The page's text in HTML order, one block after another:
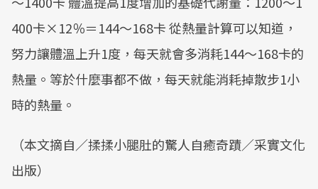
400卡×12％＝144～168卡 從熱量計算可以知道，
努力讓體溫上升1度，每天就會多消耗144～168卡的
熱量。等於什麼事都不做，每天就能消耗掉散步1小
時的熱量。
（本文摘自／揉揉小腿肚的驚人自癒奇蹟／采實文化
出版）